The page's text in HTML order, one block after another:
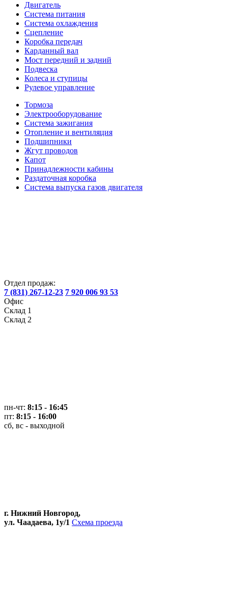
Двигатель
Система питания
Система охлаждения
Сцепление
Коробка передач
Карданный вал
Мост передний и задний
Подвеска
Колеса и ступицы
Рулевое управление
Тормоза
Электрооборудование
Система зажигания
Отопление и вентиляция
Подшипники
Жгут проводов
Капот
Принадлежности кабины
Раздаточная коробка
Система выпуска газов двигателя
Отдел продаж:
7 (831) 267-12-23 7 920 006 93 53
Офис
Склад 1
Склад 2
пн-чт: 8:15 - 16:45
пт: 8:15 - 16:00
сб, вс - выходной
г. Нижний Новгород,
ул. Чаадаева, 1у/1 Схема проезда